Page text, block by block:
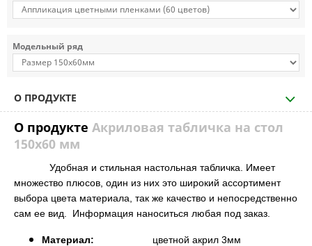
Модельный ряд
О ПРОДУКТЕ
О продукте Акриловая табличка на стол
150х60 мм
Удобная и стильная настольная табличка. Имеет
множество плюсов, один из них это широкий ассортимент
выбора цвета материала, так же качество и непосредственно
сам ее вид. Информация наноситься любая под заказ.
Материал: цветной акрил 3мм